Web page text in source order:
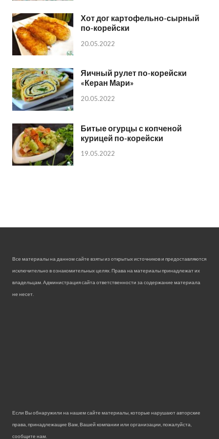
Хот дог картофельно-сырный
по-корейски
20.05.2022
Яичный рулет по-корейски
«Керан Мари»
20.05.2022
Битые огурцы с копченой
курицей по-корейски
19.05.2022
Все материалы на данном сайте взяты из открытых источников и предоставляются
исключительно в ознакомительных целях. Права на материалы принадлежат их
владельцам. Администрация сайта ответственности за содержание материала
не несет.
Если Вы обнаружили на нашем сайте материалы, которые нарушают авторские
права, принадлежащие Вам, Вашей компании или организации, пожалуйста,
сообщите нам.